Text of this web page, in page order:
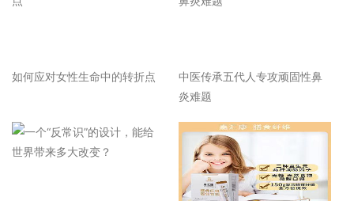
如何应对女性生命中的转折点
中医传承五代人专攻顽固性鼻
炎难题